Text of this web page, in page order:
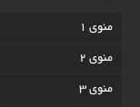
منوی 1
منوی 2
منوی 3